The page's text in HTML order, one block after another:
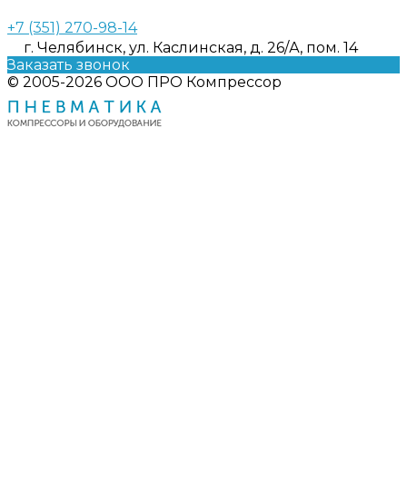
+7 (351) 270-98-14
г. Челябинск, ул. Каслинская, д. 26/А, пом. 14
Заказать звонок
© 2005-2026 ООО ПРО Компрессор